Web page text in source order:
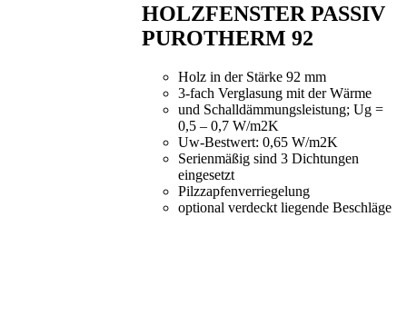
HOLZFENSTER PASSIV
PUROTHERM 92
Holz in der Stärke 92 mm
3-fach Verglasung mit der Wärme
und Schalldämmungsleistung; Ug =
0,5 – 0,7 W/m2K
Uw-Bestwert: 0,65 W/m2K
Serienmäßig sind 3 Dichtungen
eingesetzt
Pilzzapfenverriegelung
optional verdeckt liegende Beschläge